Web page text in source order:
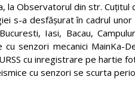
la Observatorul din str. Cuţitul
s-a desfășurat în cadrul
Iasi, Bacau,
senzori mecanici MainKa-
cu inregistrare pe hartie
cu senzori se scurta